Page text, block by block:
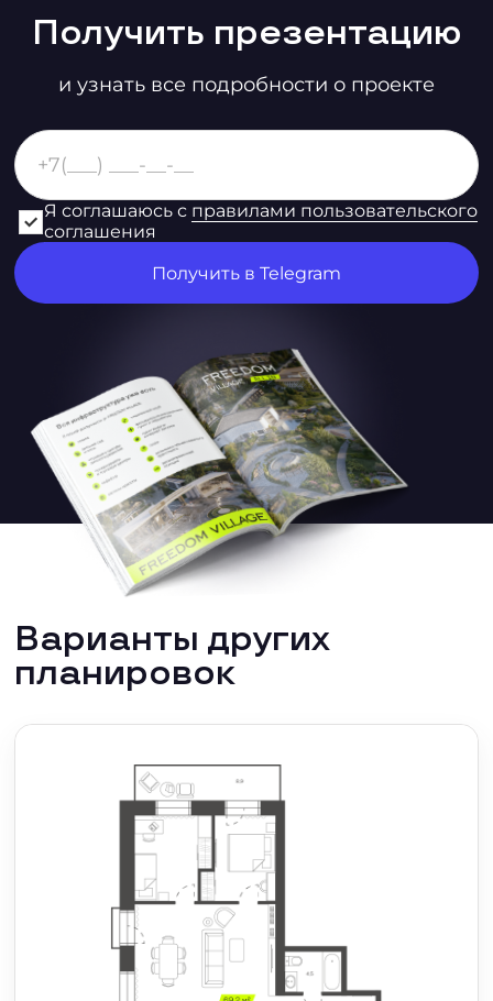
Получить презентацию
и узнать все подробности о проекте
Я соглашаюсь с правилами пользовательского
соглашения
Варианты других
планировок